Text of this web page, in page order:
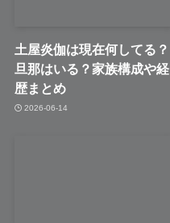
土屋炎伽は現在何してる？
旦那はいる？家族構成や経
歴まとめ
2026-06-14